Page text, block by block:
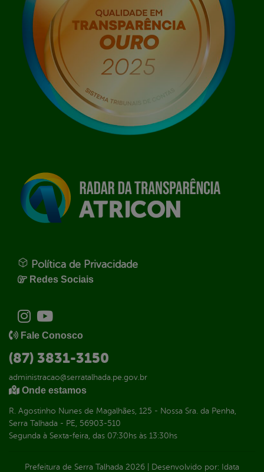
Política de Privacidade
Redes Sociais
Fale Conosco
(87) 3831-3150
administracao@serratalhada.pe.gov.br
Onde estamos
R. Agostinho Nunes de Magalhães, 125 - Nossa Sra. da Penha,
Serra Talhada - PE, 56903-510
Segunda à Sexta-feira, das 07:30hs às 13:30hs
Prefeitura de Serra Talhada 2026 Desenvolvido por: Idata